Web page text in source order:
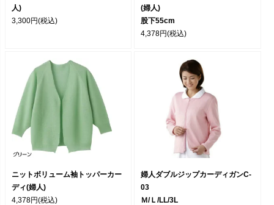
人)
3,300円(税込)
(婦人)
股下55cm
4,378円(税込)
ニットボリューム袖トッパーカー
ディ(婦人)
4,378円(税込)
婦人ダブルジップカーディガンC-
03
Ｍ/Ｌ/LL/3L